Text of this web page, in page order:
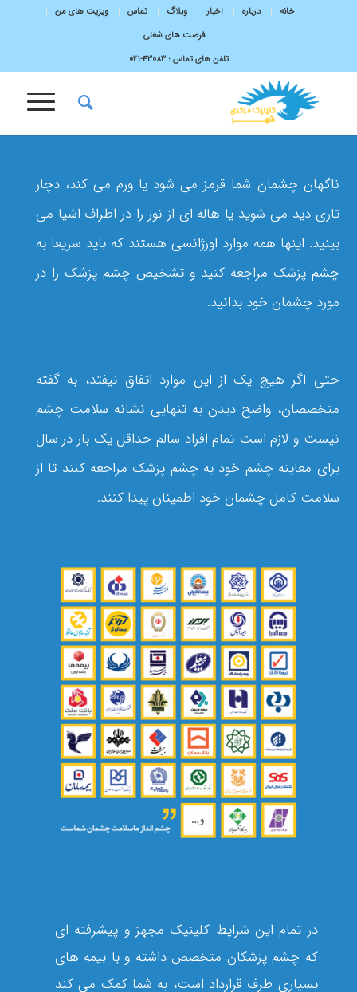
خانه درباره اخبار وبلاگ تماس
ویزیت های من
فرصت های شغلی
تلفن های تماس :43083-۰۲۱
ناگهان چشمان شما قرمز می شود یا ورم می کند، دچار
تاری دید می شوید یا هاله ای از نور را در اطراف اشیا می
بینید. اینها همه موارد اورژانسی هستند که باید سریعا به
چشم پزشک مراجعه کنید و تشخیص چشم پزشک را در
مورد چشمان خود بدانید.
حتی اگر هیچ یک از این موارد اتفاق نیفتد، به گفته
متخصصان، واضح دیدن به تنهایی نشانه سلامت چشم
نیست و لازم است تمام افراد سالم حداقل یک بار در سال
برای معاینه چشم خود به چشم پزشک مراجعه کنند تا از
سلامت کامل چشمان خود اطمینان پیدا کنند.
در تمام این شرایط کلینیک مجهز و پیشرفته ای
که چشم پزشکان متخصص داشته و با بیمه های
بسیاری طرف قرارداد است، به شما کمک می کند